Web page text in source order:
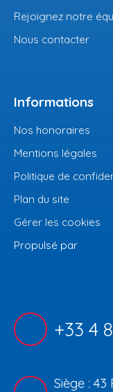
Rejoignez notre
Nous contacter
Informations
Nos honoraires
Mentions légales
Politique de
Plan du site
Gérer les cookies
Propulsé par
+33 4
Siège :